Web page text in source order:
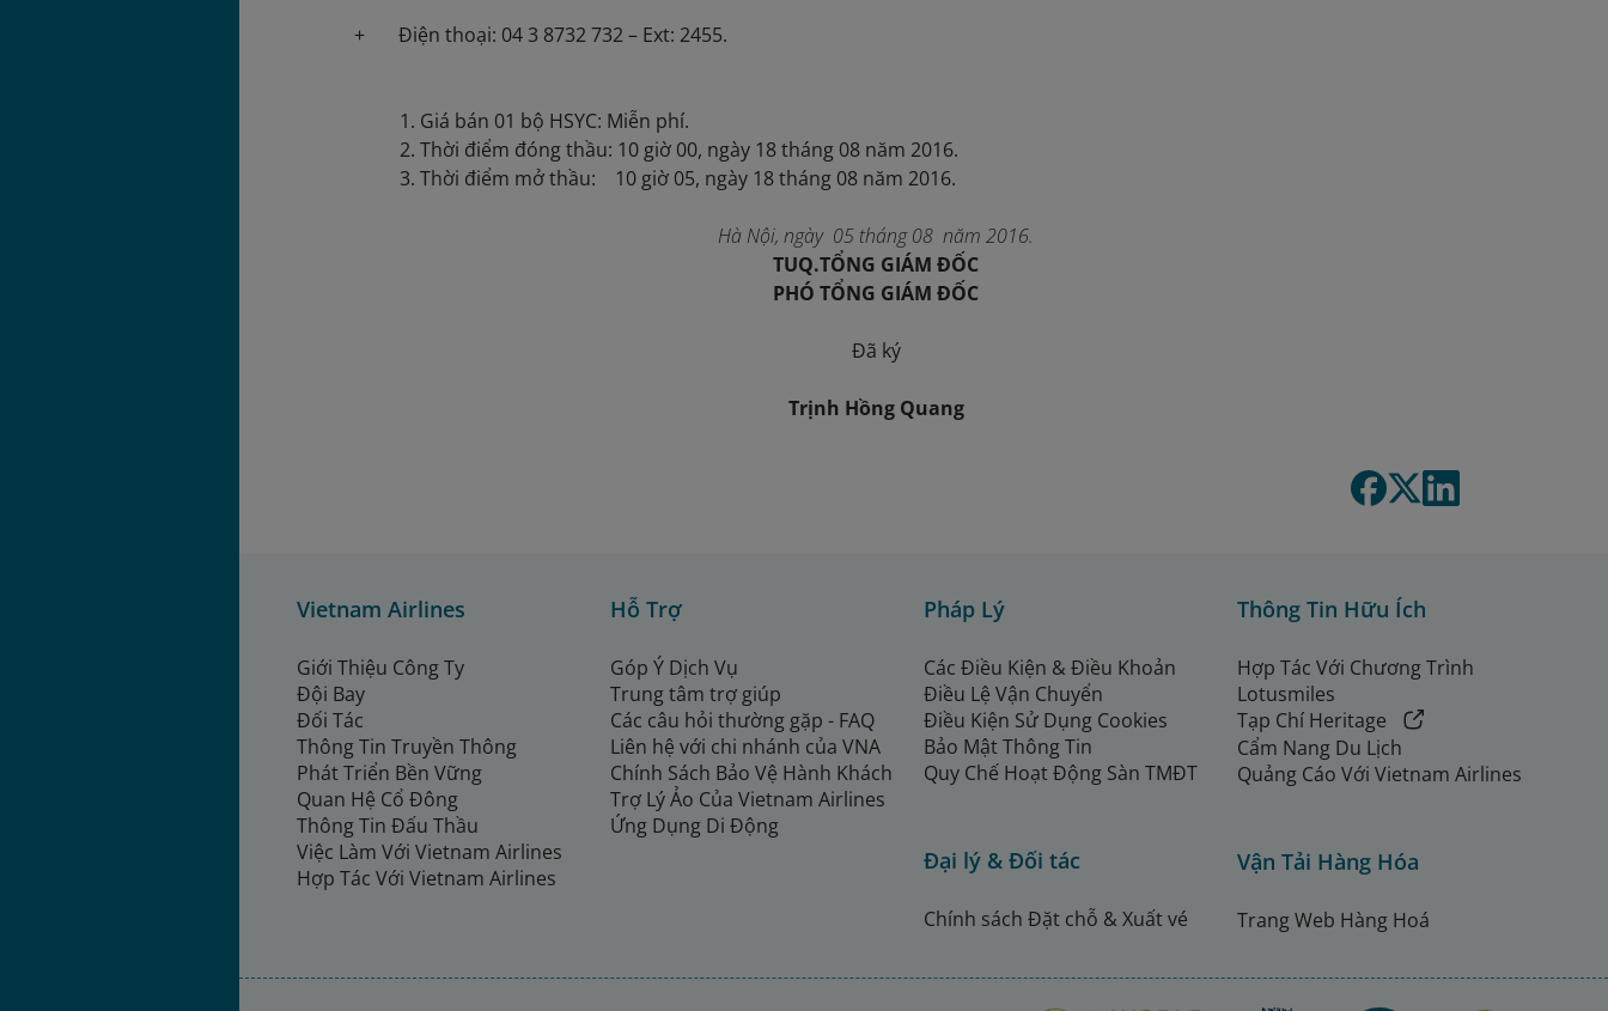
+ Điện thoại: 04 3 8732 732 – Ext: 2455.
Giá bán 01 bộ HSYC: Miễn phí.
Thời điểm đóng thầu: 10 giờ 00, ngày 18 tháng 08 năm 2016.
Thời điểm mở thầu: 10 giờ 05, ngày 18 tháng 08 năm 2016.
Hà Nội, ngày 05 tháng 08 năm 2016.
TUQ.TỔNG GIÁM ĐỐC
PHÓ TỔNG GIÁM ĐỐC
Đã ký
Trịnh Hồng Quang
Vietnam Airlines
Giới Thiệu Công Ty
Đội Bay
Đối Tác
Thông Tin Truyền Thông
Phát Triển Bền Vững
Quan Hệ Cổ Đông
Thông Tin Đấu Thầu
Việc Làm Với Vietnam Airlines
Hợp Tác Với Vietnam Airlines
Hỗ Trợ
Góp Ý Dịch Vụ
Trung tâm trợ giúp
Các câu hỏi thường gặp - FAQ
Liên hệ với chi nhánh của VNA
Chính Sách Bảo Vệ Hành Khách
Trợ Lý Ảo Của Vietnam Airlines
Ứng Dụng Di Động
Pháp Lý
Các Điều Kiện & Điều Khoản
Điều Lệ Vận Chuyển
Điều Kiện Sử Dụng Cookies
Bảo Mật Thông Tin
Quy Chế Hoạt Động Sàn TMĐT
Đại lý & Đối tác
Chính sách Đặt chỗ & Xuất vé
Thông Tin Hữu Ích
Hợp Tác Với Chương Trình
Lotusmiles
Tạp Chí Heritage
Cẩm Nang Du Lịch
Quảng Cáo Với Vietnam Airlines
Vận Tải Hàng Hóa
Trang Web Hàng Hoá